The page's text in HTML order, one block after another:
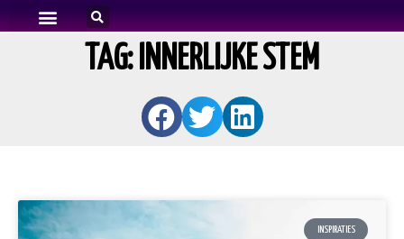
TAG: INNERLIJKE STEM
INSPIRATIES